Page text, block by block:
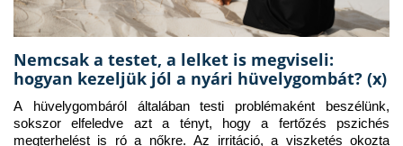
Nemcsak a testet, a lelket is megviseli:
hogyan kezeljük jól a nyári hüvelygombát? (x)
A hüvelygombáról általában testi problémaként beszélünk,
sokszor elfeledve azt a tényt, hogy a fertőzés pszichés
megterhelést is ró a nőkre. Az irritáció, a viszketés okozta